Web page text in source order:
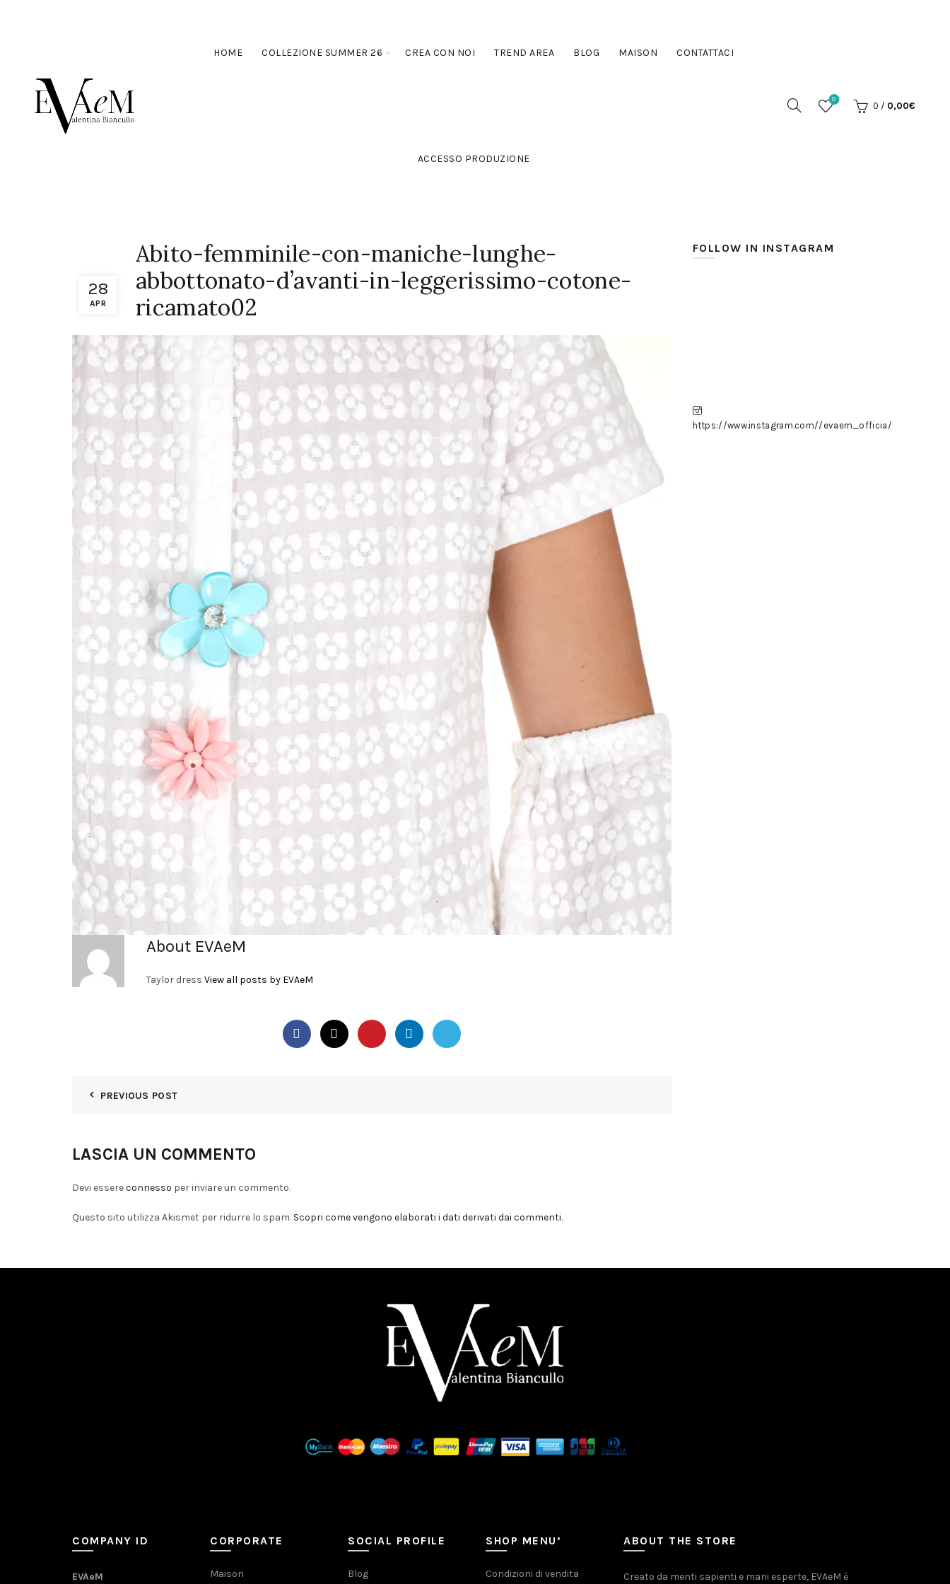
HOME COLLEZIONE SUMMER 26 CREA CON NOI TREND AREA BLOG MAISON CONTATTACI
ACCESSO PRODUZIONE
0
0 / 0,00€
28
APR
Abito-femminile-con-maniche-lunghe-
abbottonato-d’avanti-in-leggerissimo-cotone-
ricamato02
About EVAeM
Taylor dress View all posts by EVAeM
PREVIOUS POST
LASCIA UN COMMENTO
Devi essereconnesso per inviare un commento.
Questo sito utilizza Akismet per ridurre lo spam. Scopri come vengono elaborati i dati derivati dai commenti.
FOLLOW IN INSTAGRAM
https://www.instagram.com//evaem_officia/
COMPANY ID
EVAeM
CORPORATE
Maison
SOCIAL PROFILE
Blog
SHOP MENU’
Condizioni di vendita
ABOUT THE STORE
Creato da menti sapienti e mani esperte, EVAeM è